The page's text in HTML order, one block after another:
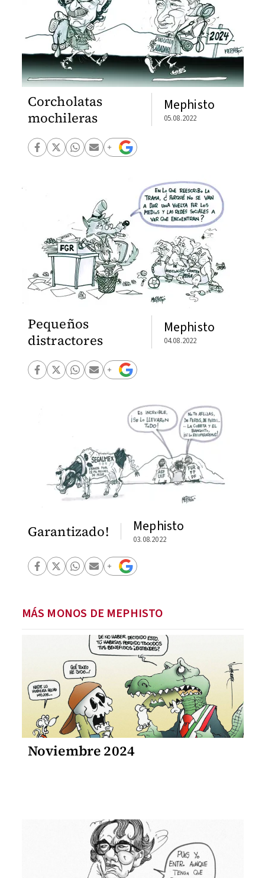
Corcholatas
mochileras
Mephisto
05.08.2022
Pequeños
distractores
Mephisto
04.08.2022
Garantizado! Mephisto
03.08.2022
MÁS MONOS DE MEPHISTO
Noviembre 2024